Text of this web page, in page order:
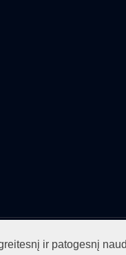
ir patogesnį